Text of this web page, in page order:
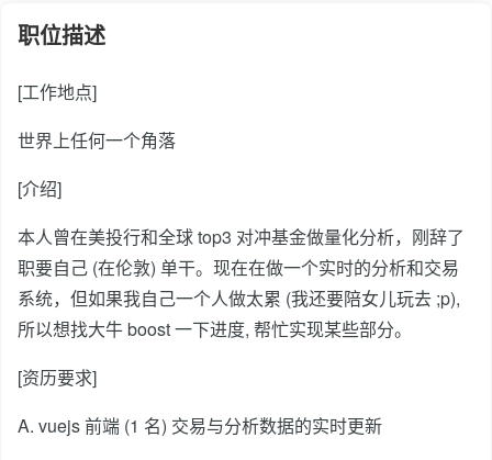
职位描述
[工作地点]
世界上任何一个角落
[介绍]
本人曾在美投行和全球 top3 对冲基金做量化分析，刚辞了
职要自己 (在伦敦) 单干。现在在做一个实时的分析和交易
系统，但如果我自己一个人做太累 (我还要陪女儿玩去 ;p),
所以想找大牛 boost 一下进度, 帮忙实现某些部分。
[资历要求]
A. vuejs 前端 (1 名) 交易与分析数据的实时更新